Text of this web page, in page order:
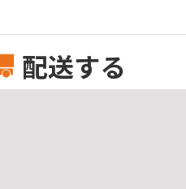
配送する